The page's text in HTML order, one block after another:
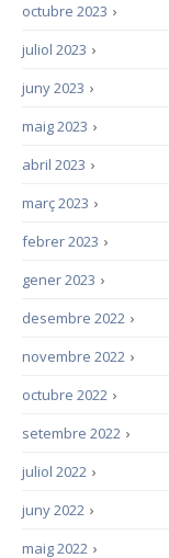
›
octubre 2023
›
juliol 2023
›
juny 2023
›
maig 2023
›
abril 2023
›
març 2023
›
febrer 2023
›
gener 2023
›
desembre 2022
›
novembre 2022
›
octubre 2022
›
setembre 2022
›
juliol 2022
›
juny 2022
›
maig 2022